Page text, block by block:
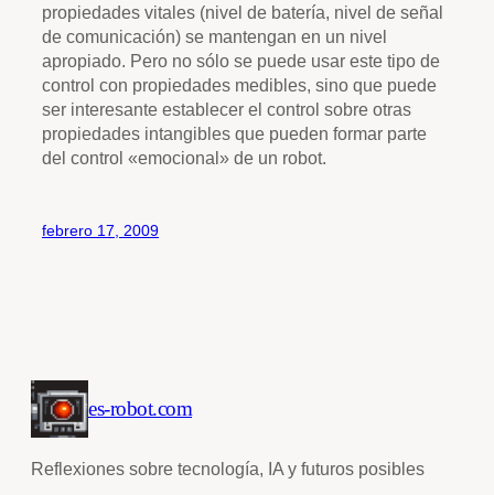
propiedades vitales (nivel de batería, nivel de señal
de comunicación) se mantengan en un nivel
apropiado. Pero no sólo se puede usar este tipo de
control con propiedades medibles, sino que puede
ser interesante establecer el control sobre otras
propiedades intangibles que pueden formar parte
del control «emocional» de un robot.
febrero 17, 2009
es-robot.com
Reflexiones sobre tecnología, IA y futuros posibles